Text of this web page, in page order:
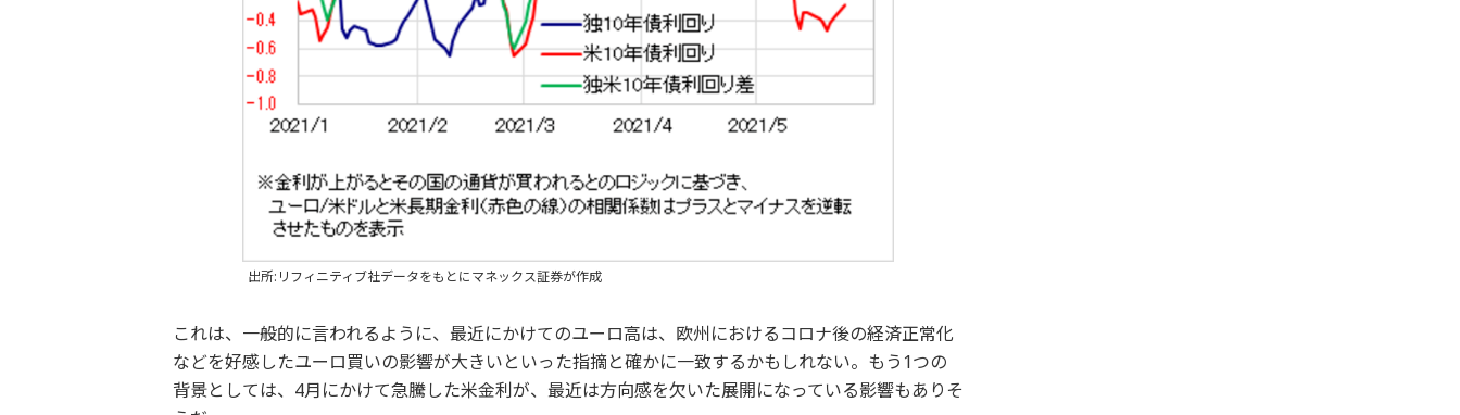
出所:リフィニティブ社データをもとにマネックス証券が作成
これは、一般的に言われるように、最近にかけてのユーロ高は、欧州におけるコロナ後の経済正常化
などを好感したユーロ買いの影響が大きいといった指摘と確かに一致するかもしれない。もう1つの
背景としては、4月にかけて急騰した米金利が、最近は方向感を欠いた展開になっている影響もありそ